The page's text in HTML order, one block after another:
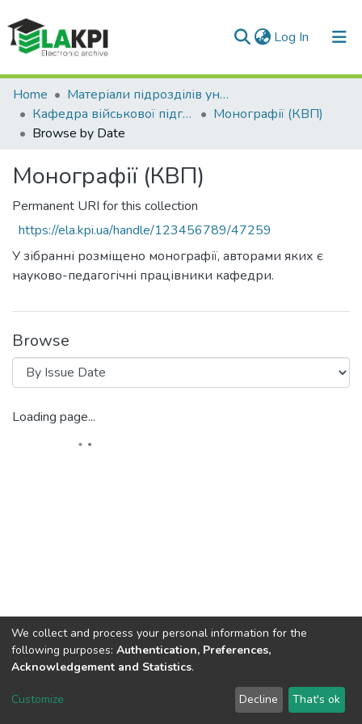
Log In (current)
Communities & Collections
All of DSpace
Home
Матеріали підрозділів університету
Кафедра військової підготовки (КВП)
Монографії (КВП)
Browse by Date
Монографії (КВП)
Permanent URI for this collection
https://ela.kpi.ua/handle/123456789/47259
У зібранні розміщено монографії, авторами яких є
науково-педагогічні працівники кафедри.
Browse
Loading page...
DSpace software copyright © 2002-2026 LYRASIS
Send Feedback
We collect and process your personal information for the
following purposes: Authentication, Preferences,
Acknowledgement and Statistics.
Customize Decline That's ok